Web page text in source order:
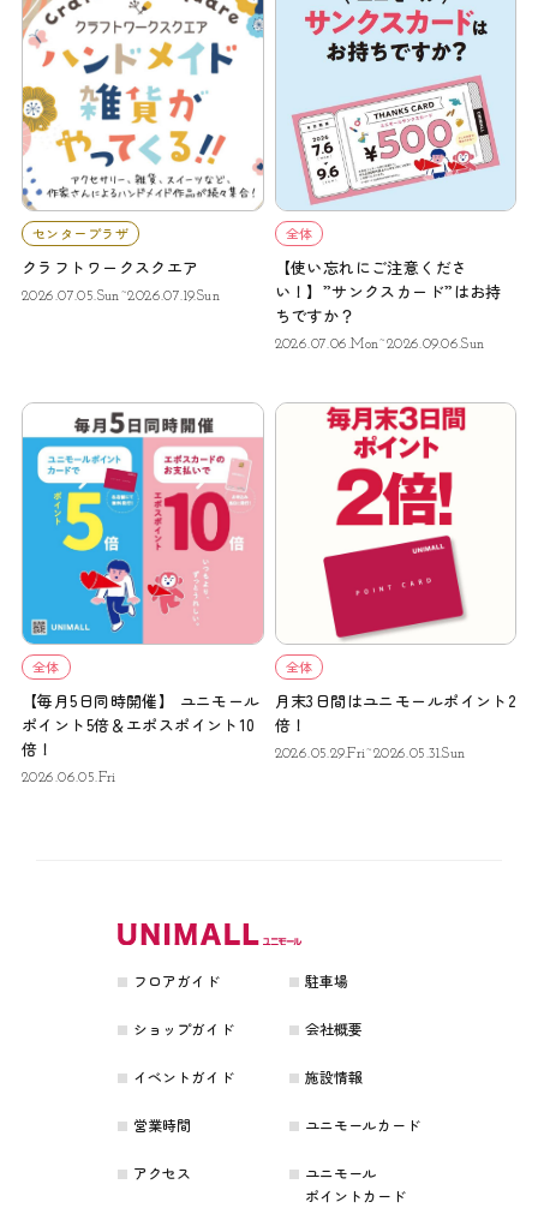
センタープラザ
クラフトワークスクエア
2026.07.05.Sun~2026.07.19.Sun
全体
【使い忘れにご注意くださ
い！】”サンクスカード”はお持
ちですか？
2026.07.06.Mon~2026.09.06.Sun
全体
【毎月5日同時開催】 ユニモール
ポイント5倍＆エポスポイント10
倍！
2026.06.05.Fri
全体
月末3日間はユニモールポイント2
倍！
2026.05.29.Fri~2026.05.31.Sun
フロアガイド
アクセス
ユニモールカード
ショップガイド
駐車場
ユニモール
ポイントカード
イベントガイド
会社概要
営業時間
施設情報